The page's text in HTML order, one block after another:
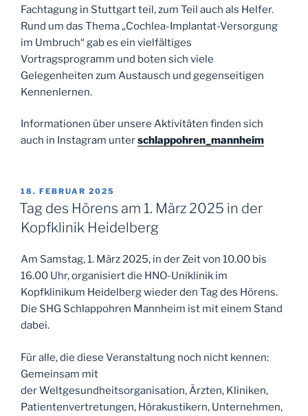
Fachtagung in Stuttgart teil, zum Teil auch als Helfer.
Rund um das Thema „Cochlea-Implantat-Versorgung
im Umbruch“ gab es ein vielfältiges
Vortragsprogramm und boten sich viele
Gelegenheiten zum Austausch und gegenseitigen
Kennenlernen.
Informationen über unsere Aktivitäten finden sich
auch in Instagram unterschlappohren_mannheim
VERÖFFENTLICHT
AM
18. FEBRUAR 2025
Tag des Hörens am 1. März 2025 in der
Kopfklinik Heidelberg
Am Samstag, 1. März 2025, in der Zeit von 10.00 bis
16.00 Uhr, organisiert die HNO-Uniklinik im
Kopfklinikum Heidelberg wieder den Tag des Hörens.
Die SHG Schlappohren Mannheim ist mit einem Stand
dabei.
Für alle, die diese Veranstaltung noch nicht kennen:
Gemeinsam mit
der Weltgesundheitsorganisation, Ärzten, Kliniken,
Patientenvertretungen, Hörakustikern, Unternehmen,